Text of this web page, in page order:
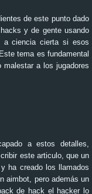
de este punto dado
y de gente usando
a ciencia cierta si esos
tema es fundamental
malestar a los jugadores
a estos detalles,
este articulo, que un
ha creado los llamados
aimbot, pero además un
de hack el hacker lo